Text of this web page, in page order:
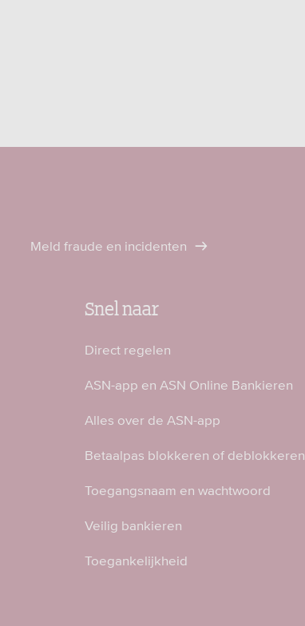
Meld fraude en incidenten
Snel naar
Direct regelen
ASN-app en ASN Online Bankieren
Alles over de ASN-app
Betaalpas blokkeren of deblokkeren
Toegangsnaam en wachtwoord
Veilig bankieren
Toegankelijkheid